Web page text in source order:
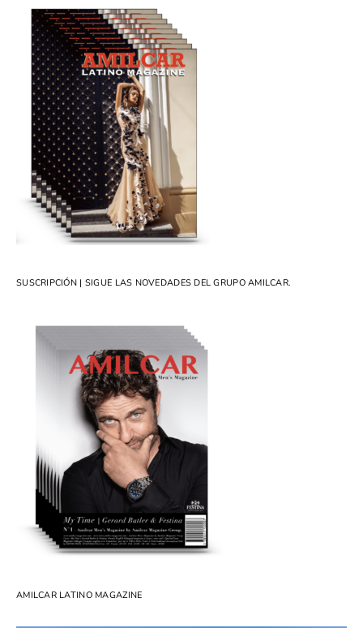
SUSCRIPCIÓN | SIGUE LAS NOVEDADES DEL GRUPO AMILCAR.
AMILCAR LATINO MAGAZINE